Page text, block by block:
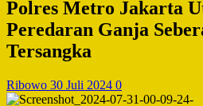
Polres Metro Jakarta
Peredaran Ganja
Tersangka
Ribowo 30 Juli 2024 0